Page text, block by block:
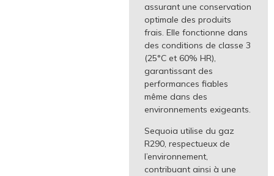
assurant une conservation
optimale des produits
frais. Elle fonctionne dans
des conditions de classe 3
(25°C et 60% HR),
garantissant des
performances fiables
même dans des
environnements exigeants.
Sequoia utilise du gaz
R290, respectueux de
l’environnement,
contribuant ainsi à une